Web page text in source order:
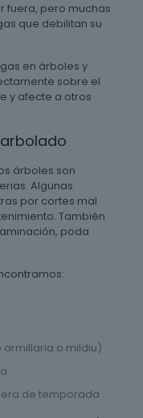
fuera, pero muchas
que debilitan su
en árboles y
sobre el
y afecte a otros
árboles son
Algunas
por cortes mal
También
poda
o mildiu)
de temporada